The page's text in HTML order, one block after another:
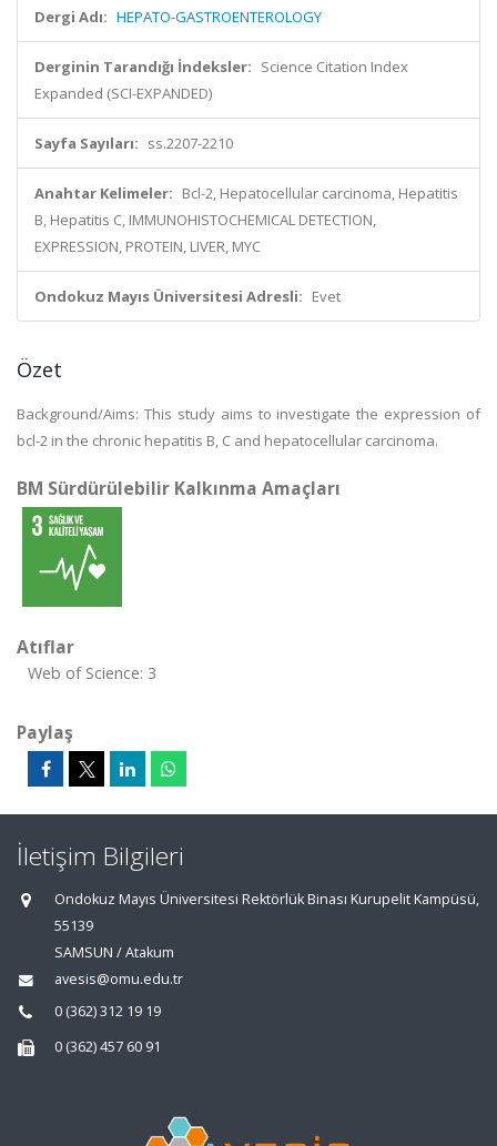
Dergi Adı: HEPATO-GASTROENTEROLOGY
Derginin Tarandığı İndeksler: Science Citation Index
Expanded (SCI-EXPANDED)
Sayfa Sayıları: ss.2207-2210
Anahtar Kelimeler: Bcl-2, Hepatocellular carcinoma, Hepatitis
B, Hepatitis C, IMMUNOHISTOCHEMICAL DETECTION,
EXPRESSION, PROTEIN, LIVER, MYC
Ondokuz Mayıs Üniversitesi Adresli: Evet
Özet
Background/Aims: This study aims to investigate the expression of
bcl-2 in the chronic hepatitis B, C and hepatocellular carcinoma.
BM Sürdürülebilir Kalkınma Amaçları
Atıflar
Web of Science: 3
Paylaş
İletişim Bilgileri
Ondokuz Mayıs Üniversitesi Rektörlük Binası Kurupelit Kampüsü,
55139
SAMSUN / Atakum
avesis@omu.edu.tr
0 (362) 312 19 19
0 (362) 457 60 91